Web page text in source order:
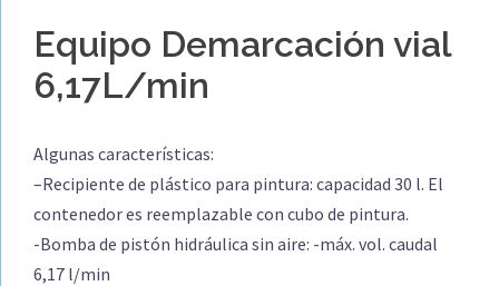
Equipo Demarcación vial
6,17L/min
Algunas características:
–Recipiente de plástico para pintura: capacidad 30 l. El
contenedor es reemplazable con cubo de pintura.
-Bomba de pistón hidráulica sin aire: -máx. vol. caudal
6,17 l/min